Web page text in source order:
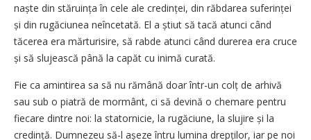
naște din stă­ruin­ța în cele ale credinței, din răb­darea suferinței
și din rugăciunea neîncetată. El a știut să tacă atunci când
tăcerea era mărturisire, să rabde atunci când durerea era cruce
și să slujească până la capăt cu inimă curată.
Fie ca amintirea sa să nu rămână doar într-un colț de arhivă
sau sub o piatră de mormânt, ci să devină o chemare pentru
fiecare dintre noi: la statornicie, la rugăciune, la slujire și la
credință. Dumnezeu să-l așeze întru lumina drepților, iar pe noi